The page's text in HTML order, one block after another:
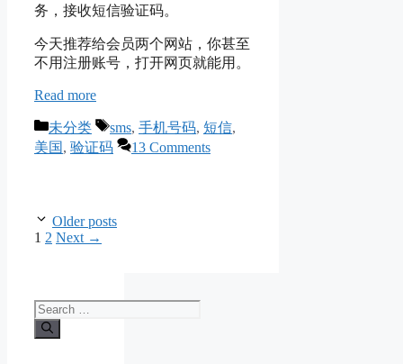
务，接收短信验证码。
今天推荐给会员两个网站，你甚至
不用注册账号，打开网页就能用。
Read more
Categories
未分类 Tags
sms, 手机号码, 短信,
美国 , 验证码 13 Comments
Older posts
Page
1 Page
2 Next →
Search
for: